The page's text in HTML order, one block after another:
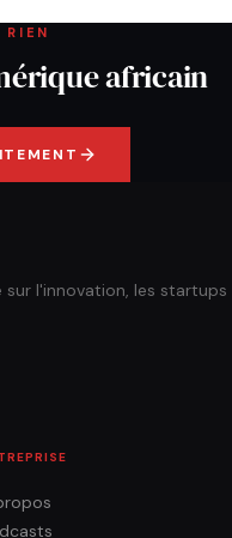
RIEN
africain
l'innovation, les startups